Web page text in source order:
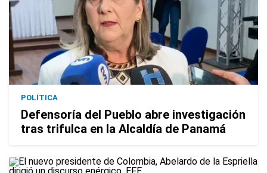
POLÍTICA
Defensoría del Pueblo abre investigación
tras trifulca en la Alcaldía de Panamá